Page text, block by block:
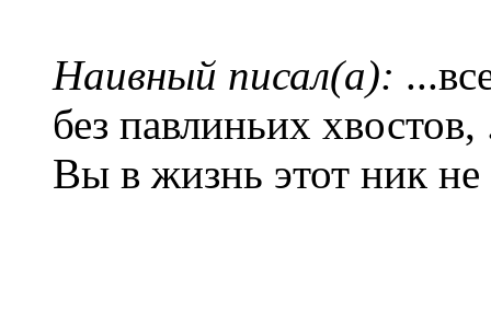
Наивный писал(а):
без павлиньих
Вы в жизнь этот ник не